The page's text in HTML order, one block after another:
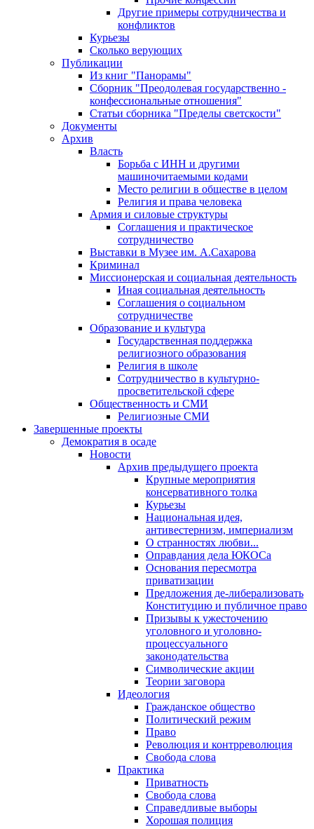
Другие примеры сотрудничества и
конфликтов
Курьезы
Сколько верующих
Публикации
Из книг "Панорамы"
Сборник "Преодолевая государственно -
конфессиональные отношения"
Статьи сборника "Пределы светскости"
Документы
Архив
Власть
Борьба с ИНН и другими
машиночитаемыми кодами
Место религии в обществе в целом
Религия и права человека
Армия и силовые структуры
Соглашения и практическое
сотрудничество
Выставки в Музее им. А.Сахарова
Криминал
Миссионерская и социальная деятельность
Иная социальная деятельность
Соглашения о социальном
сотрудничестве
Образование и культура
Государственная поддержка
религиозного образования
Религия в школе
Сотрудничество в культурно-
просветительской сфере
Общественность и СМИ
Религиозные СМИ
Завершенные проекты
Демократия в осаде
Новости
Архив предыдущего проекта
Крупные мероприятия
консервативного толка
Курьезы
Национальная идея,
антивестернизм, империализм
О странностях любви...
Оправдания дела ЮКОСа
Основания пересмотра
приватизации
Предложения де-либерализовать
Конституцию и публичное право
Призывы к ужесточению
уголовного и уголовно-
процессуального
законодательства
Символические акции
Теории заговора
Идеология
Гражданское общество
Политический режим
Право
Революция и контрреволюция
Свобода слова
Практика
Приватность
Свобода слова
Справедливые выборы
Хорошая полиция